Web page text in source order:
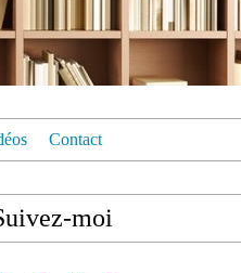
Contact
moi